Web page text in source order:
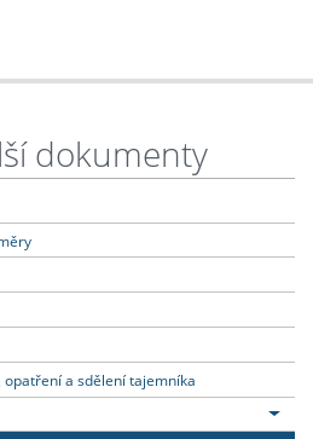
dokumenty
opatření a sdělení tajemníka